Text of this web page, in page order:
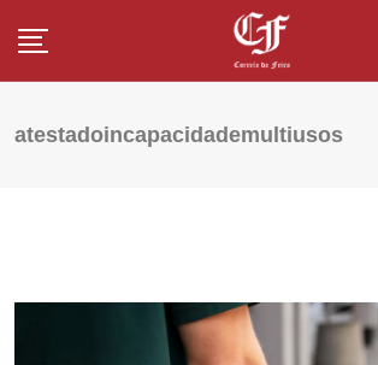
atestadoincapacidademultiusos